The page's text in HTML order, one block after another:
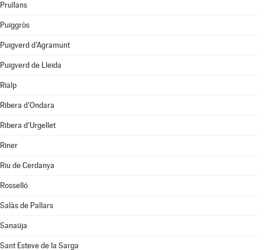
Prullans
Puiggròs
Puigverd d'Agramunt
Puigverd de Lleida
Rialp
Ribera d'Ondara
Ribera d'Urgellet
Riner
Riu de Cerdanya
Rosselló
Salàs de Pallars
Sanaüja
Sant Esteve de la Sarga